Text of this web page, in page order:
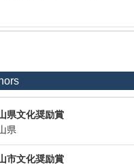
県文化奨励賞
県
市文化奨励賞